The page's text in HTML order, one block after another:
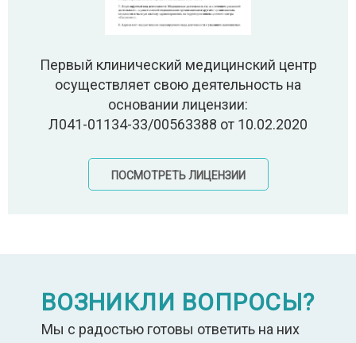
Первый клинический медицинский центр
осуществляет свою деятельность на
основании лицензии:
Л041-01134-33/00563388 от 10.02.2020
ПОСМОТРЕТЬ ЛИЦЕНЗИИ
ВОЗНИКЛИ ВОПРОСЫ?
Мы с радостью готовы ответить на них